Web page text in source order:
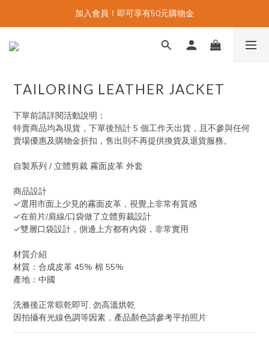
加入會員！即可享有50元購物金
TAILORING LEATHER JACKET
下單前請詳閱活動說明：
特賣商品均為現貨，下單後預計 5 個工作天出貨，且不參與任何
賣場優惠及購物金折扣，售出則不再提供換貨及退貨服務。
自製系列 / 立體剪裁 霧面皮革 外套
商品設計
✓選用市面上少見的霧面皮革，視覺上非常有質感
✓在前片/肩線/口袋做了立體剪裁設計
✓雙層口袋設計，側邊上方都有內袋，非常實用
材質介紹
材質：合成皮革 45% 棉 55%
產地：中國
洗滌後正常晾乾即可, 勿高溫烘乾
因拍攝有光線色調等因素，產品顏色請參考平拍照片